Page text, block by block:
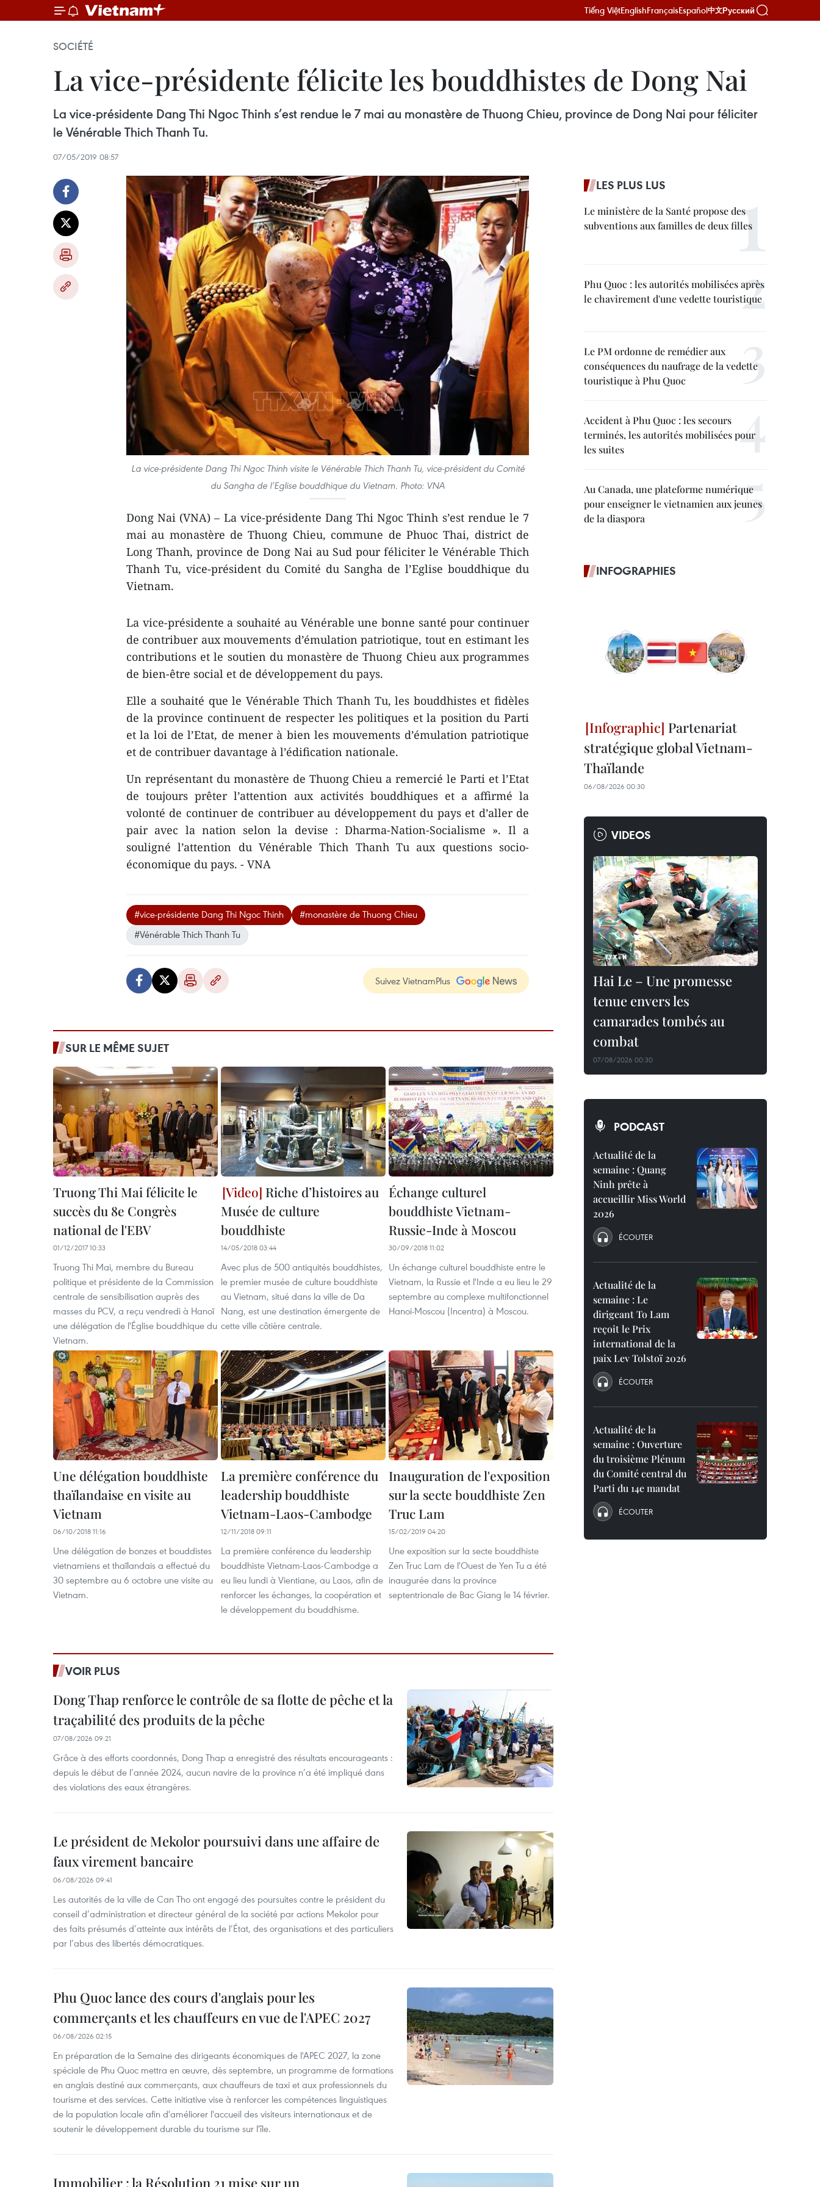
Tiếng ViệtEnglishFrançaisEspañol中文Русский
SOCIÉTÉ
La vice-présidente félicite les bouddhistes de Dong Nai
La vice-présidente Dang Thi Ngoc Thinh s’est rendue le 7 mai au monastère de Thuong Chieu, province de Dong Nai pour féliciter
le Vénérable Thich Thanh Tu.
07/05/2019 08:57
La vice-présidente Dang Thi Ngoc Thinh visite le Vénérable Thich Thanh Tu, vice-président du Comité
du Sangha de l’Eglise bouddhique du Vietnam. Photo: VNA
Dong Nai (VNA) – La vice-présidente Dang Thi Ngoc Thinh s’est rendue le 7
mai au monastère de Thuong Chieu, commune de Phuoc Thai, district de
Long Thanh, province de Dong Nai au Sud pour féliciter le Vénérable Thich
Thanh Tu, vice-président du Comité du Sangha de l’Eglise bouddhique du
Vietnam.
La vice-présidente a souhaité au Vénérable une bonne santé pour continuer
de contribuer aux mouvements d’émulation patriotique, tout en estimant les
contributions et le soutien du monastère de Thuong Chieu aux programmes
de bien-être social et de développement du pays.
Elle a souhaité que le Vénérable Thich Thanh Tu, les bouddhistes et fidèles
de la province continuent de respecter les politiques et la position du Parti
et la loi de l’Etat, de mener à bien les mouvements d’émulation patriotique
et de contribuer davantage à l’édification nationale.
Un représentant du monastère de Thuong Chieu a remercié le Parti et l’Etat
de toujours prêter l’attention aux activités bouddhiques et a affirmé la
volonté de continuer de contribuer au développement du pays et d’aller de
pair avec la nation selon la devise : Dharma-Nation-Socialisme ». Il a
souligné l’attention du Vénérable Thich Thanh Tu aux questions socio-
économique du pays. - VNA
#vice-présidente Dang Thi Ngoc Thinh
#monastère de Thuong Chieu
#Vénérable Thich Thanh Tu
Suivez VietnamPlus
SUR LE MÊME SUJET
Truong Thi Mai félicite le
succès du 8e Congrès
national de l'EBV
01/12/2017 10:33
Truong Thi Mai, membre du Bureau
politique et présidente de la Commission
centrale de sensibilisation auprès des
masses du PCV, a reçu vendredi à Hanoï
une délégation de l'Église bouddhique du
Vietnam.
Riche d’histoires au
Musée de culture
bouddhiste
14/05/2018 03:44
Avec plus de 500 antiquités bouddhistes,
le premier musée de culture bouddhiste
au Vietnam, situé dans la ville de Da
Nang, est une destination émergente de
cette ville côtière centrale.
Échange culturel
bouddhiste Vietnam-
Russie-Inde à Moscou
30/09/2018 11:02
Un échange culturel bouddhiste entre le
Vietnam, la Russie et l'Inde a eu lieu le 29
septembre au complexe multifonctionnel
Hanoi-Moscou (Incentra) à Moscou.
Une délégation bouddhiste
thaïlandaise en visite au
Vietnam
06/10/2018 11:16
Une délégation de bonzes et bouddistes
vietnamiens et thaïlandais a effectué du
30 septembre au 6 octobre une visite au
Vietnam.
La première conférence du
leadership bouddhiste
Vietnam-Laos-Cambodge
12/11/2018 09:11
La première conférence du leadership
bouddhiste Vietnam-Laos-Cambodge a
eu lieu lundi à Vientiane, au Laos, afin de
renforcer les échanges, la coopération et
le développement du bouddhisme.
Inauguration de l'exposition
sur la secte bouddhiste Zen
Truc Lam
15/02/2019 04:20
Une exposition sur la secte bouddhiste
Zen Truc Lam de l'Ouest de Yen Tu a été
inaugurée dans la province
septentrionale de Bac Giang le 14 février.
VOIR PLUS
Dong Thap renforce le contrôle de sa flotte de pêche et la
traçabilité des produits de la pêche
07/08/2026 09:21
Grâce à des efforts coordonnés, Dong Thap a enregistré des résultats encourageants :
depuis le début de l’année 2024, aucun navire de la province n’a été impliqué dans
des violations des eaux étrangères.
Le président de Mekolor poursuivi dans une affaire de
faux virement bancaire
06/08/2026 09:41
Les autorités de la ville de Can Tho ont engagé des poursuites contre le président du
conseil d’administration et directeur général de la société par actions Mekolor pour
des faits présumés d’atteinte aux intérêts de l’État, des organisations et des particuliers
par l’abus des libertés démocratiques.
Phu Quoc lance des cours d'anglais pour les
commerçants et les chauffeurs en vue de l'APEC 2027
06/08/2026 02:15
En préparation de la Semaine des dirigeants économiques de l'APEC 2027, la zone
spéciale de Phu Quoc mettra en œuvre, dès septembre, un programme de formations
en anglais destiné aux commerçants, aux chauffeurs de taxi et aux professionnels du
tourisme et des services. Cette initiative vise à renforcer les compétences linguistiques
de la population locale afin d'améliorer l'accueil des visiteurs internationaux et de
soutenir le développement durable du tourisme sur l'île.
Immobilier : la Résolution 21 mise sur un
LES PLUS LUS
Le ministère de la Santé propose des
subventions aux familles de deux filles
Phu Quoc : les autorités mobilisées après
le chavirement d'une vedette touristique
Le PM ordonne de remédier aux
conséquences du naufrage de la vedette
touristique à Phu Quoc
Accident à Phu Quoc : les secours
terminés, les autorités mobilisées pour
les suites
Au Canada, une plateforme numérique
pour enseigner le vietnamien aux jeunes
de la diaspora
INFOGRAPHIES
Partenariat
stratégique global Vietnam-
Thaïlande
06/08/2026 00:30
VIDEOS
Hai Le – Une promesse
tenue envers les
camarades tombés au
combat
07/08/2026 00:30
PODCAST
Actualité de la
semaine : Quang
Ninh prête à
accueillir Miss World
2026
ÉCOUTER
Actualité de la
semaine : Le
dirigeant To Lam
reçoit le Prix
international de la
paix Lev Tolstoï 2026
ÉCOUTER
Actualité de la
semaine : Ouverture
du troisième Plénum
du Comité central du
Parti du 14e mandat
ÉCOUTER